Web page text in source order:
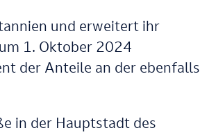
und erweitert ihr
1. Oktober 2024
der Anteile an der ebenfalls
in der Hauptstadt des